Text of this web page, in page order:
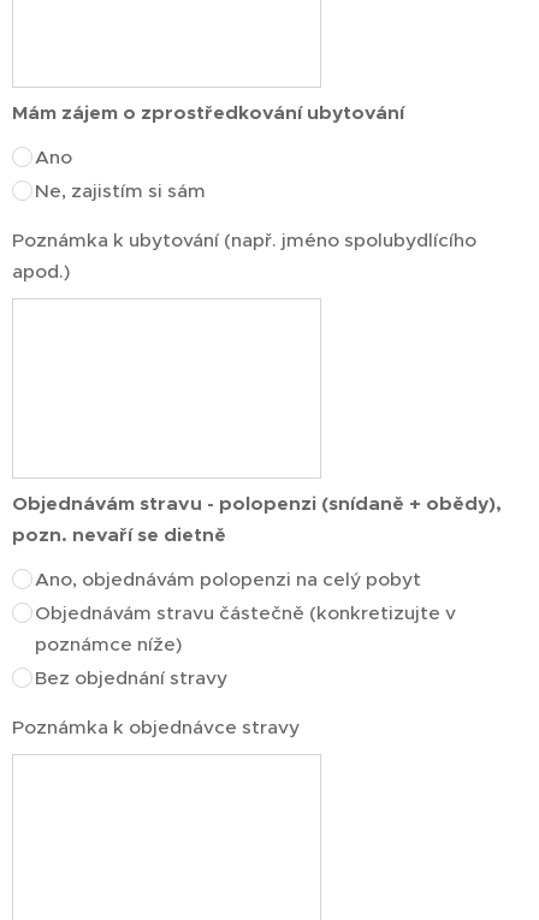
Mám zájem o zprostředkování ubytování
Ano
Ne, zajistím si sám
Poznámka k ubytování (např. jméno spolubydlícího
apod.)
Objednávám stravu - polopenzi (snídaně + obědy),
pozn. nevaří se dietně
Ano, objednávám polopenzi na celý pobyt
Objednávám stravu částečně (konkretizujte v
poznámce níže)
Bez objednání stravy
Poznámka k objednávce stravy